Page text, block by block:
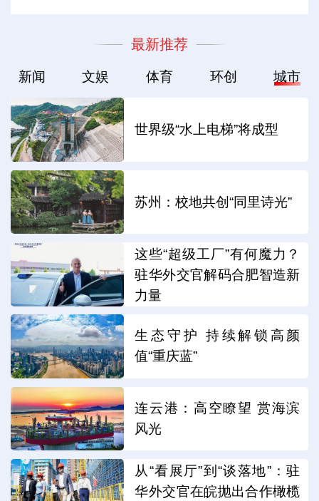
最新推荐
新闻 文娱 体育 环创 城市
世界级“水上电梯”将成型
苏州：校地共创“同里诗光”
这些“超级工厂”有何魔力？
驻华外交官解码合肥智造新
力量
生态守护 持续解锁高颜
值“重庆蓝”
连云港：高空瞭望 赏海滨
风光
从“看展厅”到“谈落地”：驻
华外交官在皖抛出合作橄榄